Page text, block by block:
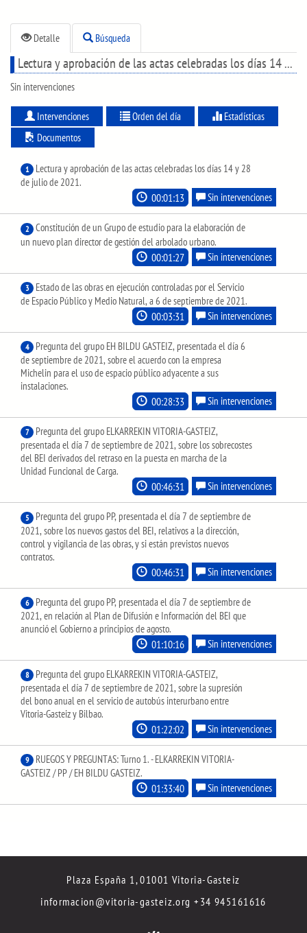
Detalle Búsqueda
Lectura y aprobación de las actas celebradas los días 14 y 28 de julio de 2021.
Sin intervenciones
Intervenciones Orden del día
Estadísticas
Documentos
1
Lectura y aprobación de las actas celebradas los días 14 y 28
de julio de 2021.
00:01:13 Sin intervenciones
2
Constitución de un Grupo de estudio para la elaboración de
un nuevo plan director de gestión del arbolado urbano.
00:01:27 Sin intervenciones
3
Estado de las obras en ejecución controladas por el Servicio
de Espacio Público y Medio Natural, a 6 de septiembre de 2021.
00:03:31 Sin intervenciones
4
Pregunta del grupo EH BILDU GASTEIZ, presentada el día 6
de septiembre de 2021, sobre el acuerdo con la empresa
Michelin para el uso de espacio público adyacente a sus
instalaciones.
00:28:33 Sin intervenciones
7
Pregunta del grupo ELKARREKIN VITORIA-GASTEIZ,
presentada el día 7 de septiembre de 2021, sobre los sobrecostes
del BEI derivados del retraso en la puesta en marcha de la
Unidad Funcional de Carga.
00:46:31 Sin intervenciones
5
Pregunta del grupo PP, presentada el día 7 de septiembre de
2021, sobre los nuevos gastos del BEI, relativos a la dirección,
control y vigilancia de las obras, y si están previstos nuevos
contratos.
00:46:31 Sin intervenciones
6
Pregunta del grupo PP, presentada el día 7 de septiembre de
2021, en relación al Plan de Difusión e Información del BEI que
anunció el Gobierno a principios de agosto.
01:10:16 Sin intervenciones
8
Pregunta del grupo ELKARREKIN VITORIA-GASTEIZ,
presentada el día 7 de septiembre de 2021, sobre la supresión
del bono anual en el servicio de autobús interurbano entre
Vitoria-Gasteiz y Bilbao.
01:22:02 Sin intervenciones
9
RUEGOS Y PREGUNTAS: Turno 1. - ELKARREKIN VITORIA-
GASTEIZ / PP / EH BILDU GASTEIZ.
01:33:40 Sin intervenciones
Plaza España 1, 01001 Vitoria-Gasteiz
informacion@vitoria-gasteiz.org +34 945161616